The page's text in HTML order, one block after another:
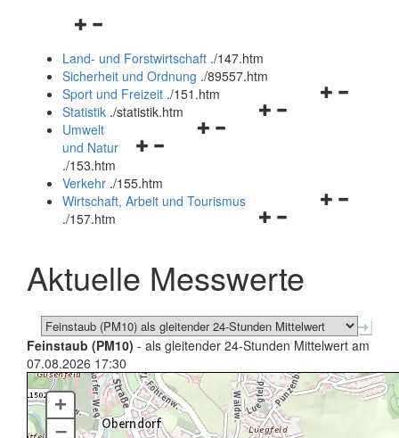
Navigationsmenü
und
schließen
Land- und Forstwirtschaft ./147.htm
Sicherheit und Ordnung ./89557.htm
Navigationsmenü
Sport und Freizeit ./151.htm
Navigationsmenü
Statistik ./statistik.htm
Navigationsmenü
und
schließen
Umwelt
und Natur
./153.htm
Verkehr ./155.htm
Navigationsmenü
schließen
Wirtschaft, Arbeit und Tourismus
./157.htm
Aktuelle Messwerte
Feinstaub (PM10) - als gleitender 24-Stunden Mittelwert am
07.08.2026 17:30
+
–